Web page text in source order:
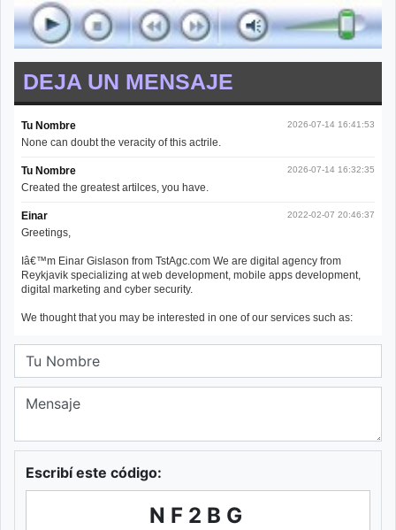
DEJA UN MENSAJE
Escribí este código:
NF2BG